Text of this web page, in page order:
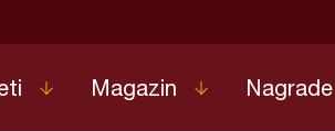
Magazin Nagrade